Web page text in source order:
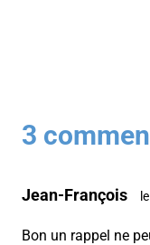
3
Jean-François
Bon un rappel ne